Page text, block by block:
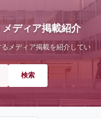
ディア掲載紹介
メディア掲載を紹介してい